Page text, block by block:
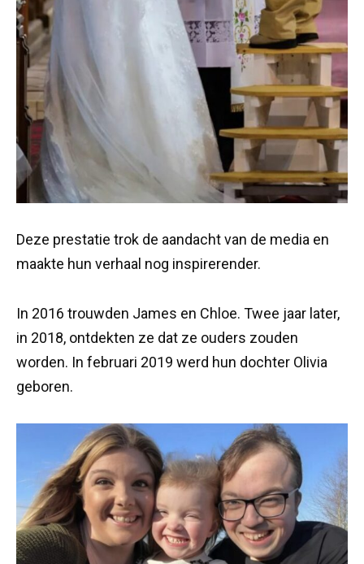
Deze prestatie trok de aandacht van de media en
maakte hun verhaal nog inspirerender.
In 2016 trouwden James en Chloe. Twee jaar later,
in 2018, ontdekten ze dat ze ouders zouden
worden. In februari 2019 werd hun dochter Olivia
geboren.